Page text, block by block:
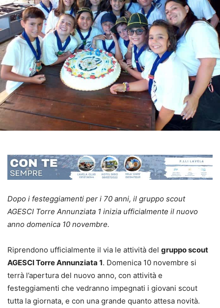
Dopo i festeggiamenti per i 70 anni, il gruppo scout
AGESCI Torre Annunziata 1 inizia ufficialmente il nuovo
anno domenica 10 novembre.
Riprendono ufficialmente il via le attività del gruppo scout
AGESCI Torre Annunziata 1. Domenica 10 novembre si
terrà l’apertura del nuovo anno, con attività e
festeggiamenti che vedranno impegnati i giovani scout
tutta la giornata, e con una grande quanto attesa novità.